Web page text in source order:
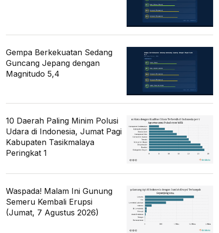
Gempa Berkekuatan Sedang
Guncang Jepang dengan
Magnitudo 5,4
10 Daerah Paling Minim Polusi
Udara di Indonesia, Jumat Pagi
Kabupaten Tasikmalaya
Peringkat 1
Waspada! Malam Ini Gunung
Semeru Kembali Erupsi
(Jumat, 7 Agustus 2026)